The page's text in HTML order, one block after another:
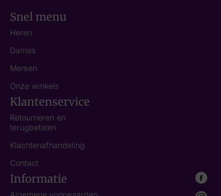
Snel menu
Heren
Dames
Merken
Onze winkels
Klantenservice
Retourneren en
terugbetalen
Klachtenafhandeling
Contact
Informatie